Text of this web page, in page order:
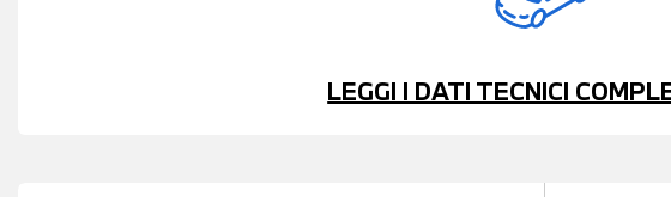
LEGGI I DATI TECNICI